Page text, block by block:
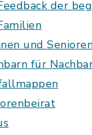
der
und
für